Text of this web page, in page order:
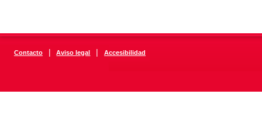
Contacto | Aviso legal | Accesibilidad